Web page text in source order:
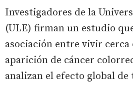
Investigadores de la
(ULE) firman un estudio
asociación entre vivir
aparición de cáncer
analizan el efecto global de